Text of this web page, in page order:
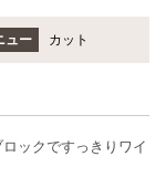
ュー カット
ックですっきりワイ